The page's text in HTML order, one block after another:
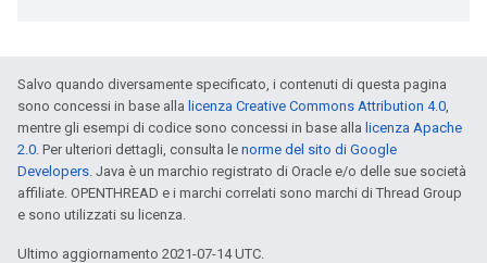
Salvo quando diversamente specificato, i contenuti di questa pagina
sono concessi in base alla licenza Creative Commons Attribution 4.0,
mentre gli esempi di codice sono concessi in base alla licenza Apache
2.0. Per ulteriori dettagli, consulta le norme del sito di Google
Developers. Java è un marchio registrato di Oracle e/o delle sue società
affiliate. OPENTHREAD e i marchi correlati sono marchi di Thread Group
e sono utilizzati su licenza.
Ultimo aggiornamento 2021-07-14 UTC.